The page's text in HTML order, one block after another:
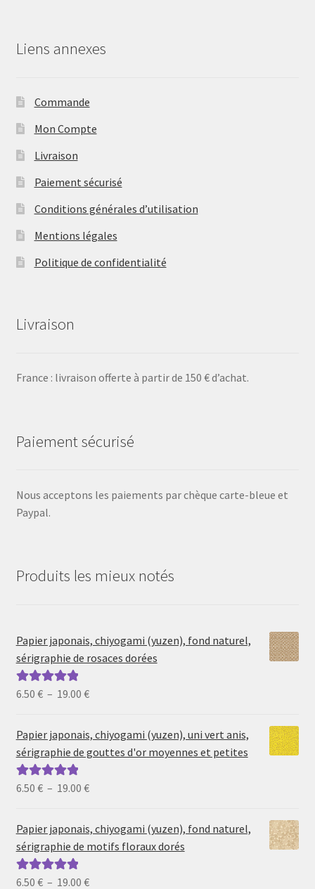
Liens annexes
Commande
Mon Compte
Livraison
Paiement sécurisé
Conditions générales d’utilisation
Mentions légales
Politique de confidentialité
Livraison
France : livraison offerte à partir de 150 € d’achat.
Paiement sécurisé
Nous acceptons les paiements par chèque carte-bleue et
Paypal.
Produits les mieux notés
Papier japonais, chiyogami (yuzen), fond naturel,
sérigraphie de rosaces dorées
Note5.00sur
6.50 € – 19.00 €Plage
prix :
6.50 €
19.00 €
Papier japonais, chiyogami (yuzen), uni vert anis,
sérigraphie de gouttes d'or moyennes et petites
Note5.00sur
6.50 € – 19.00 €Plage
prix :
6.50 €
19.00 €
Papier japonais, chiyogami (yuzen), fond naturel,
sérigraphie de motifs floraux dorés
Note5.00sur
6.50 € – 19.00 €Plage